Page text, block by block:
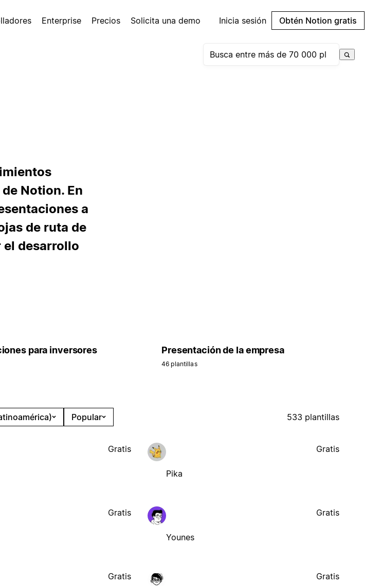
Enterprise Precios Solicita una demo Inicia sesión Obtén Notion gratis
Notion. En
a
de ruta de
el desarrollo
para inversores Presentación de la empresa
46 plantillas
Popular 533 plantillas
Gratis
Pika
Gratis
Gratis
Younes
Gratis
Gratis Gratis